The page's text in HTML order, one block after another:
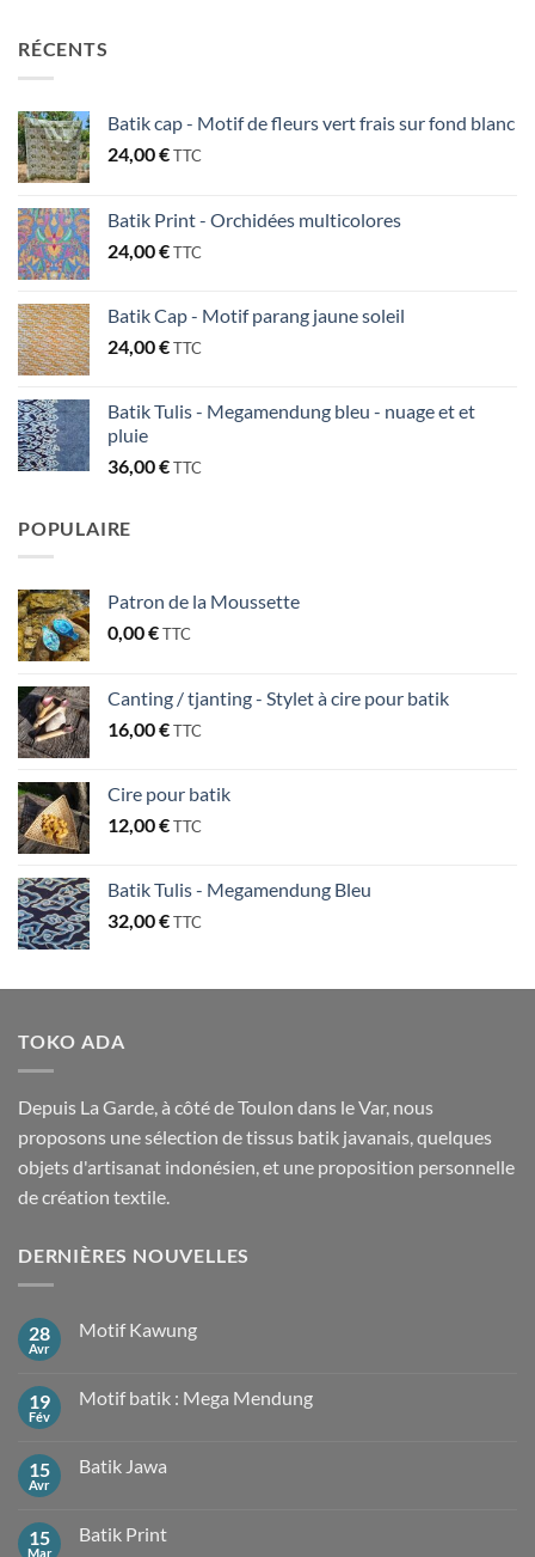
RÉCENTS
Batik cap - Motif de fleurs vert frais sur fond blanc
24,00€TTC
Batik Print - Orchidées multicolores
24,00€TTC
Batik Cap - Motif parang jaune soleil
24,00€TTC
Batik Tulis - Megamendung bleu - nuage et et
pluie
36,00€TTC
POPULAIRE
Patron de la Moussette
0,00€TTC
Canting / tjanting - Stylet à cire pour batik
16,00€TTC
Cire pour batik
12,00€TTC
Batik Tulis - Megamendung Bleu
32,00€TTC
TOKO ADA
Depuis La Garde, à côté de Toulon dans le Var, nous
proposons une sélection de tissus batik javanais, quelques
objets d'artisanat indonésien, et une proposition personnelle
de création textile.
DERNIÈRES NOUVELLES
28
Avr
Motif Kawung
Motif
19
Fév
Motif batik : Mega Mendung
Motif
Mendung
15
Avr
Batik Jawa
Batik
15
Mar
Batik Print